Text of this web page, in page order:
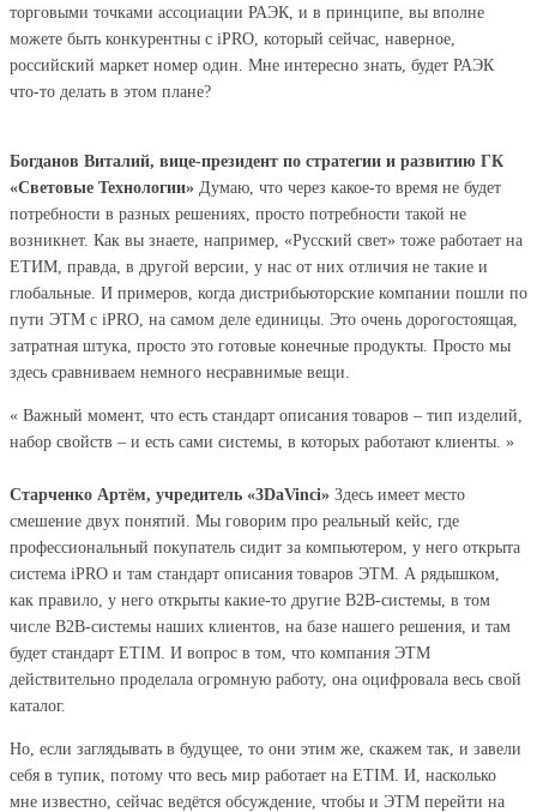
торговыми точками ассоциации РАЭК, и в принципе, вы вполне
можете быть конкурентны с iPRO, который сейчас, наверное,
российский маркет номер один. Мне интересно знать, будет РАЭК
что-то делать в этом плане?
Богданов Виталий, вице-президент по стратегии и развитию ГК
«Световые Технологии» Думаю, что через какое-то время не будет
потребности в разных решениях, просто потребности такой не
возникнет. Как вы знаете, например, «Русский свет» тоже работает на
ЕТИМ, правда, в другой версии, у нас от них отличия не такие и
глобальные. И примеров, когда дистрибьюторские компании пошли по
пути ЭТМ с iPRO, на самом деле единицы. Это очень дорогостоящая,
затратная штука, просто это готовые конечные продукты. Просто мы
здесь сравниваем немного несравнимые вещи.
« Важный момент, что есть стандарт описания товаров – тип изделий,
набор свойств – и есть сами системы, в которых работают клиенты. »
Старченко Артём, учредитель «3DaVinci» Здесь имеет место
смешение двух понятий. Мы говорим про реальный кейс, где
профессиональный покупатель сидит за компьютером, у него открыта
система iPRO и там стандарт описания товаров ЭТМ. А рядышком,
как правило, у него открыты какие-то другие В2В-системы, в том
числе В2В-системы наших клиентов, на базе нашего решения, и там
будет стандарт ETIM. И вопрос в том, что компания ЭТМ
действительно проделала огромную работу, она оцифровала весь свой
каталог.
Но, если заглядывать в будущее, то они этим же, скажем так, и завели
себя в тупик, потому что весь мир работает на ETIM. И, насколько
мне известно, сейчас ведётся обсуждение, чтобы и ЭТМ перейти на